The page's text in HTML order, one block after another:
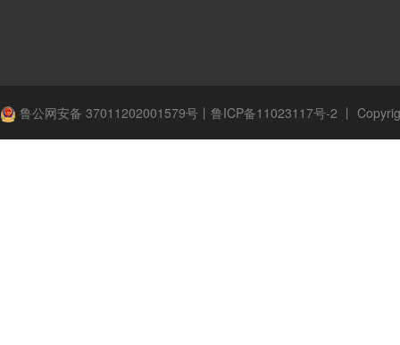
鲁公网安备 37011202001579号 丨 鲁ICP备11023117号-2 丨